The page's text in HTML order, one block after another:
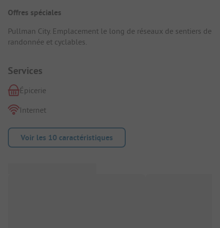
Offres spéciales
Pullman City. Emplacement le long de réseaux de sentiers de
randonnée et cyclables.
Services
Épicerie
Internet
Voir les 10 caractéristiques